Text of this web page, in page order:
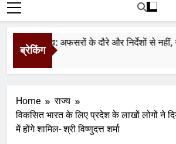
News
ब्रेकिंग
जलभराव: अफसरों के दौरे और निर्देशों से नहीं,
Home
राज्य
विकसित भारत के लिए प्रदेश के लाखों लोगों ने
में होंगे शामिल- श्री विष्णुदत्त शर्मा